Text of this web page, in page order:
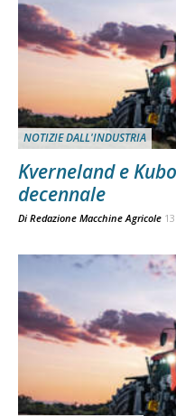
NOTIZIE DALL'INDUSTRIA
Kverneland e
decennale
Di Redazione Macchine Agricole